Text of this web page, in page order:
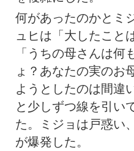
何があったのかとミ
ュヒは「大したこと
「うちの母さんは何
ょ？あなたの実のお
ようとしたのは間違
と少しずつ線を引い
た。ミジョは戸惑い
が爆発した。